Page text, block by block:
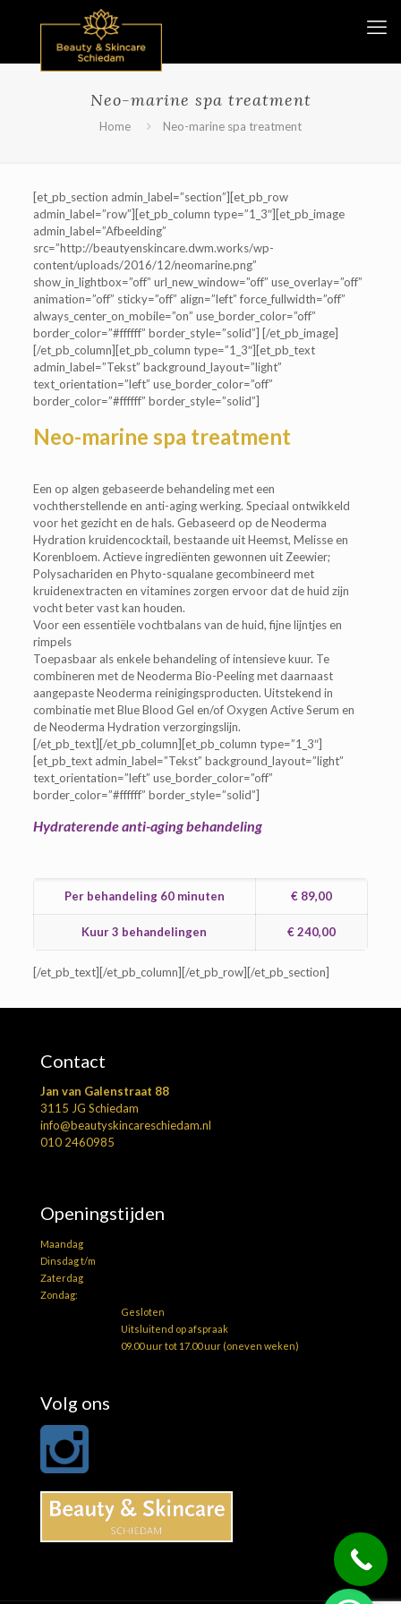
Neo-marine spa treatment
Home Neo-marine spa treatment
[et_pb_section admin_label=”section”][et_pb_row
admin_label=”row”][et_pb_column type=”1_3″][et_pb_image
admin_label=”Afbeelding”
src=”http://beautyenskincare.dwm.works/wp-
content/uploads/2016/12/neomarine.png”
show_in_lightbox=”off” url_new_window=”off” use_overlay=”off”
animation=”off” sticky=”off” align=”left” force_fullwidth=”off”
always_center_on_mobile=”on” use_border_color=”off”
border_color=”#ffffff” border_style=”solid”] [/et_pb_image]
[/et_pb_column][et_pb_column type=”1_3″][et_pb_text
admin_label=”Tekst” background_layout=”light”
text_orientation=”left” use_border_color=”off”
border_color=”#ffffff” border_style=”solid”]
Neo-marine spa treatment
Een op algen gebaseerde behandeling met een
vochtherstellende en anti-aging werking. Speciaal ontwikkeld
voor het gezicht en de hals. Gebaseerd op de Neoderma
Hydration kruidencocktail, bestaande uit Heemst, Melisse en
Korenbloem. Actieve ingrediënten gewonnen uit Zeewier;
Polysachariden en Phyto-squalane gecombineerd met
kruidenextracten en vitamines zorgen ervoor dat de huid zijn
vocht beter vast kan houden.
Voor een essentiële vochtbalans van de huid, fijne lijntjes en
rimpels
Toepasbaar als enkele behandeling of intensieve kuur. Te
combineren met de Neoderma Bio-Peeling met daarnaast
aangepaste Neoderma reinigingsproducten. Uitstekend in
combinatie met Blue Blood Gel en/of Oxygen Active Serum en
de Neoderma Hydration verzorgingslijn.
[/et_pb_text][/et_pb_column][et_pb_column type=”1_3″]
[et_pb_text admin_label=”Tekst” background_layout=”light”
text_orientation=”left” use_border_color=”off”
border_color=”#ffffff” border_style=”solid”]
Hydraterende anti-aging behandeling
Per behandeling 60 minuten € 89,00
Kuur 3 behandelingen € 240,00
[/et_pb_text][/et_pb_column][/et_pb_row][/et_pb_section]
Contact
Jan van Galenstraat 88
3115 JG Schiedam
info@beautyskincareschiedam.nl
010 2460985
Openingstijden
Maandag
Dinsdag t/m
Zaterdag
Zondag:
Gesloten
Uitsluitend op afspraak
09.00 uur tot 17.00 uur (oneven weken)
Volg ons